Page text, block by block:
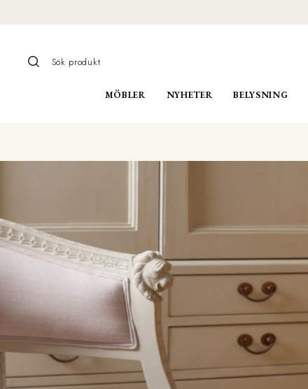
MÖBLER NYHETER BELYSNING